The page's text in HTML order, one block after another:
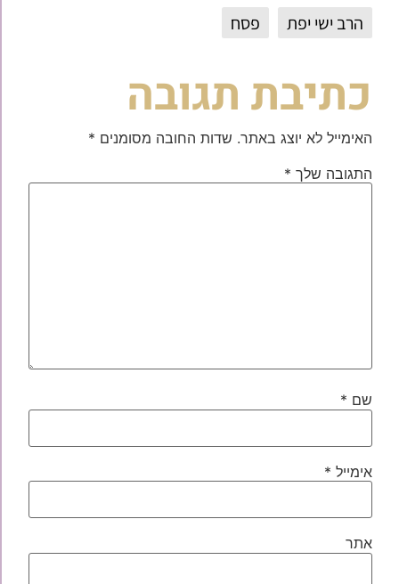
הרב ישי יפת פסח
כתיבת תגובה
האימייל לא יוצג באתר. שדות החובה מסומנים *
התגובה שלך *
שם *
אימייל *
אתר